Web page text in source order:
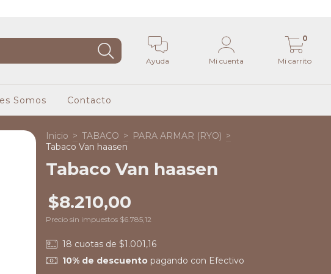
Ayuda Mi cuenta Mi carrito
0
Somos Contacto
Inicio > TABACO > PARA ARMAR (RYO) >
Tabaco Van haasen
Tabaco Van haasen
$8.210,00
Precio sin impuestos $6.785,12
18 cuotas de $1.001,16
10% de descuentopagando con Efectivo